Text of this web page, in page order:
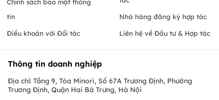
tin
Điều khoản với Đối tác
Nhà hàng đăng ký hợp tác
Liên hệ về Đầu tư & Hợp tác
Thông tin doanh nghiệp
Địa chỉ: Tầng 9, Tòa Minori, Số 67A Trương Định, Phường
Trương Định, Quận Hai Bà Trưng, Hà Nội